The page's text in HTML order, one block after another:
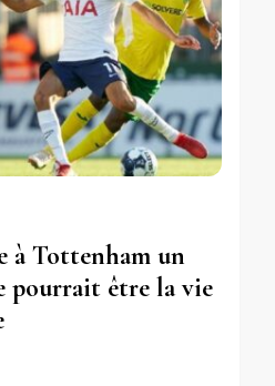
à Tottenham un
pourrait être la vie